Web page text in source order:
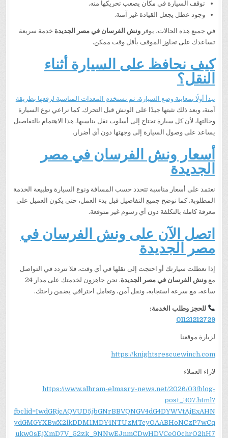
توقف السيارة في مكان يصعب تحريكها منه.
وجود عطل يجعل القيادة غير آمنة.
في جميع هذه الحالات، يوفرونش الفرسان في مصر الجديدة خدمة سريعة
تساعدك على تجاوز الموقف بأقل وقت ممكن.
كيف نحافظ على السيارة أثناء
النقل؟
نبدأ أولًا بمعاينة وضع السيارة، ثم نستخدم المعدات المناسبة لرفعها بطريقة
آمنة، وبعد ذلك نثبتها جيدًا على الونش قبل التحرك. كما نراعي نوع السيارة
وحالتها، لأن كل سيارة تحتاج إلى أسلوب نقل يناسبها. هذا الاهتمام بالتفاصيل
يساعد على وصول السيارة إلى وجهتها دون أي أضرار.
أسعار ونش الفرسان في مصر
الجديدة
نعتمد على أسعار مناسبة تتحدد حسب المسافة ونوع السيارة وطبيعة الخدمة
المطلوبة. كما نوضح جميع التفاصيل قبل بدء العمل، حتى يكون العميل على
معرفة كاملة بالتكلفة دون أي رسوم غير متوقعة.
اتصل الآن على ونش الفرسان في
مصر الجديدة
إذا تعطلت سيارتك أو احتجت إلى نقلها في أي وقت، فلا تتردد في التواصل
معونش الفرسان في مصر الجديدة
. نحن جاهزون لخدمتك على مدار 24
ساعة، مع سرعة استجابة، ونقل آمن، وتعامل احترافي يضمن راحتك.
للحجز وطلب الخدمة:
01121212729
لزيارة موقعنا
https://knightsrescuewinch.com
لاراء العملاء
https://www.alhram-elmasry-news.net/2026/03/blog-
post_307.html?
fbclid=IwdGRjcAQVUD5jbGNrBBVQNGV4dG4DYWVtAjExAHN
ydGMGYXBwX2lkDDM1MDY4NTUzMTcyOAABHoNCzP7wCq
ukw0sEjXmD7V_52zk_9NNwEJnmCDwHDVCe00chrO2hH7